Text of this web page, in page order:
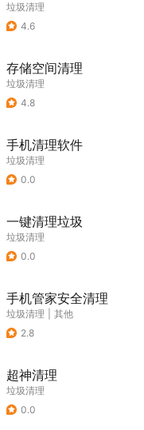
垃圾清理
4.6
存储空间清理
垃圾清理
4.8
手机清理软件
垃圾清理
0.0
一键清理垃圾
垃圾清理
0.0
手机管家安全清理
垃圾清理
其他
2.8
超神清理
垃圾清理
0.0